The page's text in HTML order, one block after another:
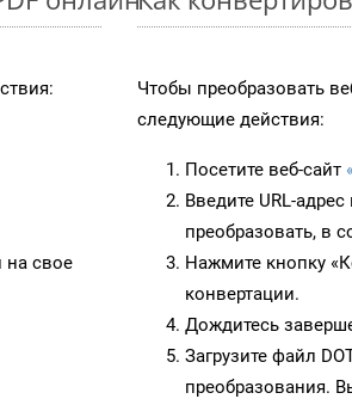
на свое
Чтобы преобразовать
следующие действия:
Посетите веб-сайт
Введите URL-
преобразовать, в
Нажмите кнопку
конвертации.
Дождитесь
Загрузите файл
преобразования.